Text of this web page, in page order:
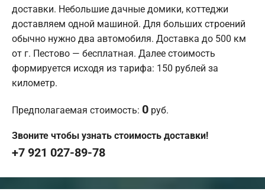
доставки. Небольшие дачные домики, коттеджи
доставляем одной машиной. Для больших строений
обычно нужно два автомобиля. Доставка до 500 км
от г. Пестово — бесплатная. Далее стоимость
формируется исходя из тарифа: 150 рублей за
километр.
Предполагаемая стоимость: 0 руб.
Звоните чтобы узнать стоимость доставки!
+7 921 027-89-78